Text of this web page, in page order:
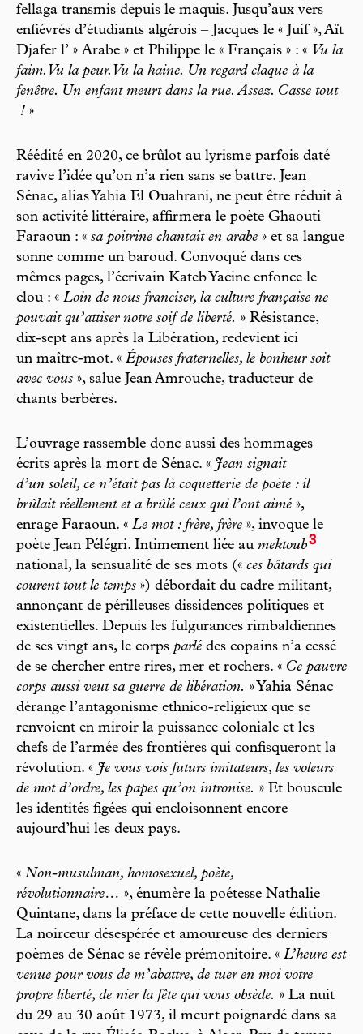
fellaga transmis depuis le maquis. Jusqu’aux vers
enfiévrés d’étudiants algérois – Jacques le « Juif », Aït
Djafer l’ » Arabe » et Philippe le « Français » : « Vu la
faim. Vu la peur. Vu la haine. Un regard claque à la
fenêtre. Un enfant meurt dans la rue. Assez. Casse tout
! »
Réédité en 2020, ce brûlot au lyrisme parfois daté
ravive l’idée qu’on n’a rien sans se battre. Jean
Sénac, alias Yahia El Ouahrani, ne peut être réduit à
son activité littéraire, affirmera le poète Ghaouti
Faraoun : « sa poitrine chantait en arabe » et sa langue
sonne comme un baroud. Convoqué dans ces
mêmes pages, l’écrivain Kateb Yacine enfonce le
clou : « Loin de nous franciser, la culture française ne
pouvait qu’attiser notre soif de liberté. » Résistance,
dix-sept ans après la Libération, redevient ici
un maître-mot. « Épouses fraternelles, le bonheur soit
avec vous », salue Jean Amrouche, traducteur de
chants berbères.
L’ouvrage rassemble donc aussi des hommages
écrits après la mort de Sénac. « Jean signait
d’un soleil, ce n’était pas là coquetterie de poète : il
brûlait réellement et a brûlé ceux qui l’ont aimé »,
enrage Faraoun. « Le mot : frère, frère », invoque le
poète Jean Pélégri. Intimement liée au mektoub3
national, la sensualité de ses mots (« ces bâtards qui
courent tout le temps ») débordait du cadre militant,
annonçant de périlleuses dissidences politiques et
existentielles. Depuis les fulgurances rimbaldiennes
de ses vingt ans, le corps parlé des copains n’a cessé
de se chercher entre rires, mer et rochers. « Ce pauvre
corps aussi veut sa guerre de libération. » Yahia Sénac
dérange l’antagonisme ethnico-religieux que se
renvoient en miroir la puissance coloniale et les
chefs de l’armée des frontières qui confisqueront la
révolution. « Je vous vois futurs imitateurs, les voleurs
de mot d’ordre, les papes qu’on intronise. » Et bouscule
les identités figées qui encloisonnent encore
aujourd’hui les deux pays.
« Non-musulman, homosexuel, poète,
révolutionnaire… », énumère la poétesse Nathalie
Quintane, dans la préface de cette nouvelle édition.
La noirceur désespérée et amoureuse des derniers
poèmes de Sénac se révèle prémonitoire. « L’heure est
venue pour vous de m’abattre, de tuer en moi votre
propre liberté, de nier la fête qui vous obsède. » La nuit
du 29 au 30 août 1973, il meurt poignardé dans sa